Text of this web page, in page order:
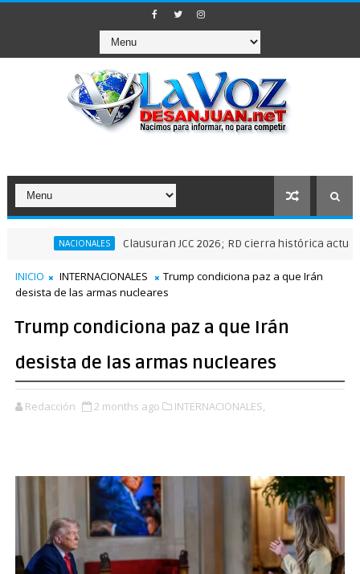
NACIONALES Clausuran JCC 2026; RD cierra histórica actuación
INICIO INTERNACIONALES
Trump condiciona paz a que Irán
desista de las armas nucleares
Trump condiciona paz a que Irán
desista de las armas nucleares
Redacción 2 months ago INTERNACIONALES,